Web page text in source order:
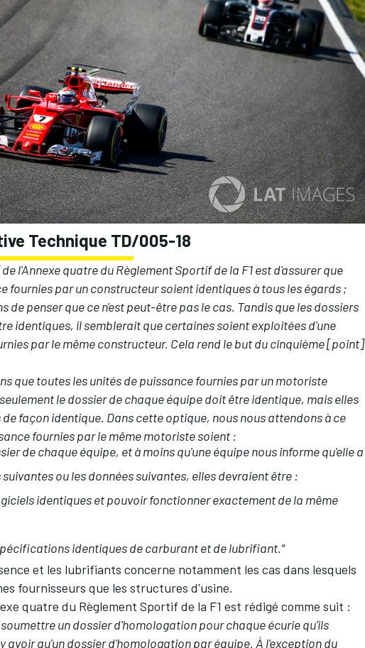
Technique TD/005-18
l'Annexe quatre du Règlement Sportif de la F1 est d'assurer que
fournies par un constructeur soient identiques à tous les égards ;
de penser que ce n'est peut-être pas le cas. Tandis que les dossiers
identiques, il semblerait que certaines soient exploitées d'une
par le même constructeur. Cela rend le but du cinquième [point]
que toutes les unités de puissance fournies par un motoriste
le dossier de chaque équipe doit être identique, mais elles
façon identique. Dans cette optique, nous nous attendons à ce
fournies par le même motoriste soient :
de chaque équipe, et à moins qu'une équipe nous informe qu'elle a
ou les données suivantes, elles devraient être :
identiques et pouvoir fonctionner exactement de la même
identiques de carburant et de lubrifiant."
et les lubrifiants concerne notamment les cas dans lesquels
fournisseurs que les structures d'usine.
quatre du Règlement Sportif de la F1 est rédigé comme suit :
un dossier d'homologation pour chaque écurie qu'ils
avoir qu'un dossier d'homologation par équipe. À l'exception du